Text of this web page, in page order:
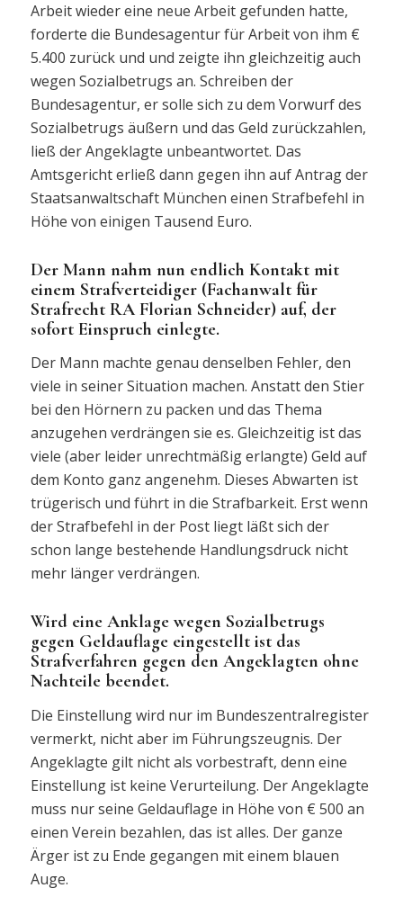
Arbeit wieder eine neue Arbeit gefunden hatte,
forderte die Bundesagentur für Arbeit von ihm €
5.400 zurück und und zeigte ihn gleichzeitig auch
wegen Sozialbetrugs an. Schreiben der
Bundesagentur, er solle sich zu dem Vorwurf des
Sozialbetrugs äußern und das Geld zurückzahlen,
ließ der Angeklagte unbeantwortet. Das
Amtsgericht erließ dann gegen ihn auf Antrag der
Staatsanwaltschaft München einen Strafbefehl in
Höhe von einigen Tausend Euro.
Der Mann nahm nun endlich Kontakt mit
einem Strafverteidiger (Fachanwalt für
Strafrecht RA Florian Schneider) auf, der
sofort Einspruch einlegte.
Der Mann machte genau denselben Fehler, den
viele in seiner Situation machen. Anstatt den Stier
bei den Hörnern zu packen und das Thema
anzugehen verdrängen sie es. Gleichzeitig ist das
viele (aber leider unrechtmäßig erlangte) Geld auf
dem Konto ganz angenehm. Dieses Abwarten ist
trügerisch und führt in die Strafbarkeit. Erst wenn
der Strafbefehl in der Post liegt läßt sich der
schon lange bestehende Handlungsdruck nicht
mehr länger verdrängen.
Wird eine Anklage wegen Sozialbetrugs
gegen Geldauflage eingestellt ist das
Strafverfahren gegen den Angeklagten ohne
Nachteile beendet.
Die Einstellung wird nur im Bundeszentralregister
vermerkt, nicht aber im Führungszeugnis. Der
Angeklagte gilt nicht als vorbestraft, denn eine
Einstellung ist keine Verurteilung. Der Angeklagte
muss nur seine Geldauflage in Höhe von € 500 an
einen Verein bezahlen, das ist alles. Der ganze
Ärger ist zu Ende gegangen mit einem blauen
Auge.